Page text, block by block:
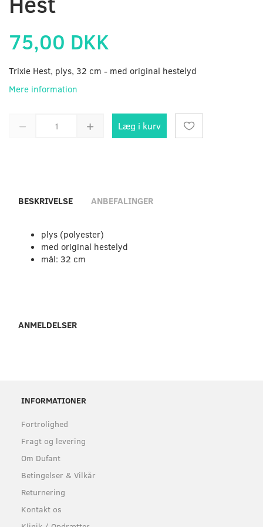
75,00 DKK
Trixie Hest, plys, 32 cm - med original hestelyd
Mere information
Læg i kurv
BESKRIVELSE ANBEFALINGER
plys (polyester)
med original hestelyd
mål: 32 cm
ANMELDELSER
INFORMATIONER
Fortrolighed
Fragt og levering
Om Dufant
Betingelser & Vilkår
Returnering
Kontakt os